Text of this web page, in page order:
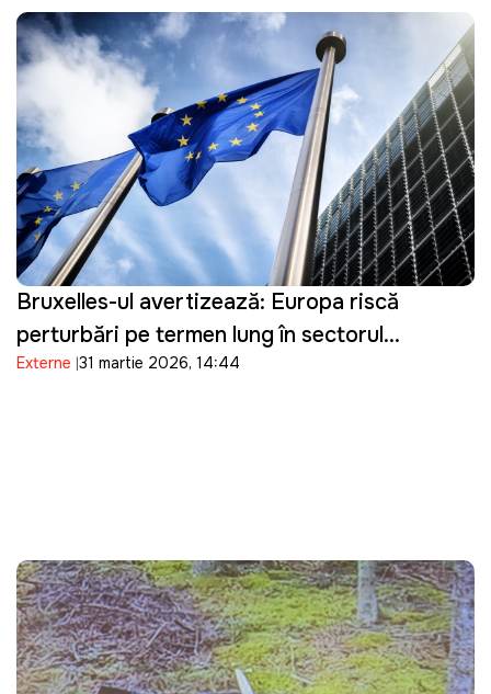
Bruxelles-ul avertizează: Europa riscă
perturbări pe termen lung în sectorul
energetic
Externe 31 martie 2026, 14:44